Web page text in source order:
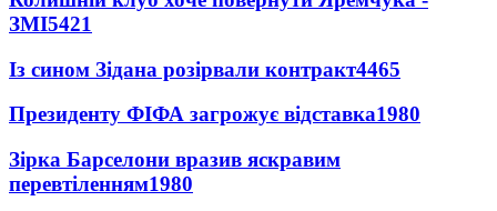
ЗМІ5421
Із сином Зідана розірвали контракт4465
Президенту ФІФА загрожує відставка1980
Зірка Барселони вразив яскравим
перевтіленням1980